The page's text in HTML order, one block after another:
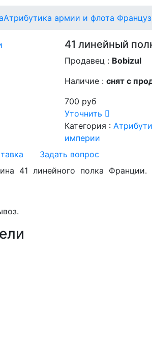
Атрибутика армии и флота
41 линейный
Продавец : Bobizul
Наличие :снят с
700 руб
Уточнить
Категория :
империи
Задать вопрос
41 линейного полка Франции.